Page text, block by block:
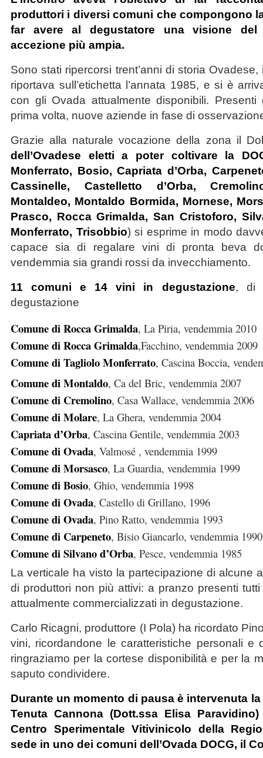
produttori i diversi comuni che compongono
far avere al degustatore una visione del
accezione più ampia.
Sono stati ripercorsi trent’anni di storia
riportava sull’etichetta l’annata 1985, e si è
con gli Ovada attualmente disponibili.
prima volta, nuove aziende in fase di
Grazie alla naturale vocazione della zona il
dell’Ovadese eletti a poter coltivare la
Monferrato, Bosio, Capriata d’Orba,
Cassinelle, Castelletto d’Orba,
Montaldeo, Montaldo Bormida, Mornese,
Prasco, Rocca Grimalda, San Cristoforo,
Monferrato, Trisobbio) si esprime in modo
capace sia di regalare vini di pronta beva
vendemmia sia grandi rossi da invecchiamento.
11 comuni e 14 vini in degustazione, di
degustazione
Comune di Rocca Grimalda, La Piria, vendemmia 2010
Comune di Rocca Grimalda,Facchino, vendemmia 2009
Comune di Tagliolo Monferrato, Cascina Boccia,
Comune di Montaldo, Ca del Bric, vendemmia 2007
Comune di Cremolino, Casa Wallace, vendemmia 2006
Comune di Molare, La Ghera, vendemmia 2004
Capriata d’Orba, Cascina Gentile, vendemmia 2003
Comune di Ovada, Valmosé , vendemmia 1999
Comune di Morsasco, La Guardia, vendemmia 1999
Comune di Bosio, Ghio, vendemmia 1998
Comune di Ovada, Castello di Grillano, 1996
Comune di Ovada, Pino Ratto, vendemmia 1993
Comune di Carpeneto, Bisio Giancarlo, vendemmia 1990
Comune di Silvano d’Orba, Pesce, vendemmia 1985
La verticale ha visto la partecipazione di alcune
di produttori non più attivi: a pranzo presenti
attualmente commercializzati in degustazione.
Carlo Ricagni, produttore (I Pola) ha ricordato
vini, ricordandone le caratteristiche personali e
ringraziamo per la cortese disponibilità e per la
saputo condividere.
Durante un momento di pausa è intervenuta
Tenuta Cannona (Dott.ssa Elisa
Centro Sperimentale Vitivinicolo della
sede in uno dei comuni dell’Ovada DOCG, il